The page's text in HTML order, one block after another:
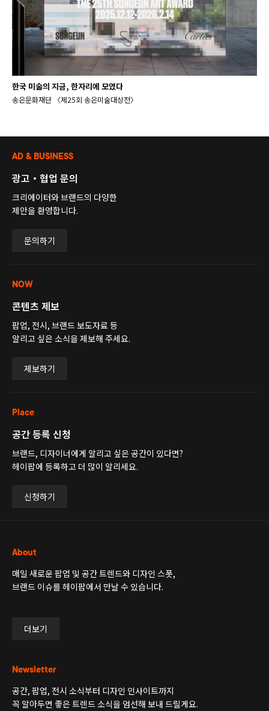
한국 미술의 지금, 한자리에 모였다
송은문화재단 〈제25회 송은미술대상전〉
AD & BUSINESS
광고・협업 문의
크리에이터와 브랜드의 다양한
제안을 환영합니다.
문의하기
NOW
콘텐츠 제보
팝업, 전시, 브랜드 보도자료 등
알리고 싶은 소식을 제보해 주세요.
제보하기
Place
공간 등록 신청
브랜드, 디자이너에게 알리고 싶은 공간이 있다면?
헤이팝에 등록하고 더 많이 알리세요.
신청하기
About
매일 새로운 팝업 및 공간 트렌드와 디자인 스폿,
브랜드 이슈를 헤이팝에서 만날 수 있습니다.
더보기
Newsletter
공간, 팝업, 전시 소식부터 디자인 인사이트까지
꼭 알아두면 좋은 트렌드 소식을 엄선해 보내 드릴게요.